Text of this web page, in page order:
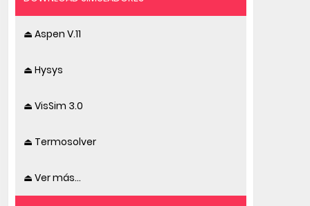
⏏ Aspen V.11
⏏ Hysys
⏏ VisSim 3.0
⏏ Termosolver
⏏ Ver más...